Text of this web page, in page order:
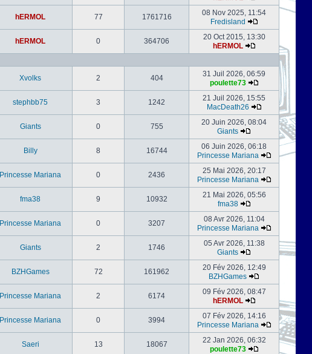
hERMOL 77 1761716
08 Nov 2025, 11:54
Fredisland
hERMOL 0 364706
20 Oct 2015, 13:30
hERMOL
Xvolks 2 404
31 Juil 2026, 06:59
poulette73
stephbb75 3 1242
21 Juil 2026, 15:55
MacDeath26
Giants 0 755
20 Juin 2026, 08:04
Giants
Billy 8 16744
06 Juin 2026, 06:18
Princesse Mariana
Princesse Mariana 0 2436
25 Mai 2026, 20:17
Princesse Mariana
fma38 9 10932
21 Mai 2026, 05:56
fma38
Princesse Mariana 0 3207
08 Avr 2026, 11:04
Princesse Mariana
Giants 2 1746
05 Avr 2026, 11:38
Giants
BZHGames 72 161962
20 Fév 2026, 12:49
BZHGames
Princesse Mariana 2 6174
09 Fév 2026, 08:47
hERMOL
Princesse Mariana 0 3994
07 Fév 2026, 14:16
Princesse Mariana
Saeri 13 18067
22 Jan 2026, 06:32
poulette73